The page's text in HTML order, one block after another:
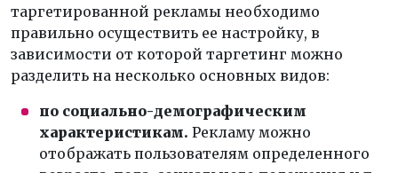
таргетированной рекламы необходимо
правильно осуществить ее настройку, в
зависимости от которой таргетинг можно
разделить на несколько основных видов:
по социально-демографическим
характеристикам. Рекламу можно
отображать пользователям определенного